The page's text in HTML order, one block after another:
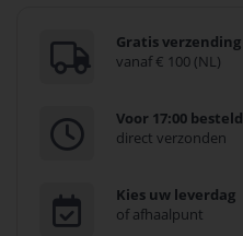
Gratis verzending
vanaf € 100 (NL)
Voor 17:00 besteld
direct verzonden
Kies uw leverdag
of afhaalpunt